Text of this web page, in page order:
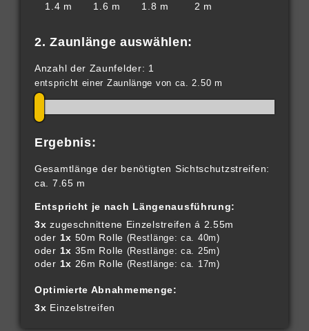
1.4 m 1.6 m 1.8 m 2 m
2. Zaunlänge auswählen:
Anzahl der Zaunfelder: 1
entspricht einer Zaunlänge von ca. 2.50 m
Ergebnis:
Gesamtlänge der benötigten Sichtschutzstreifen:
ca. 7.65 m
Entspricht je nach Längenausführung:
3x zugeschnittene Einzelstreifen á 2.55m
oder 1x 50m Rolle (Restlänge: ca. 40m)
oder 1x 35m Rolle (Restlänge: ca. 25m)
oder 1x 26m Rolle (Restlänge: ca. 17m)
Optimierte Abnahmemenge:
3x Einzelstreifen